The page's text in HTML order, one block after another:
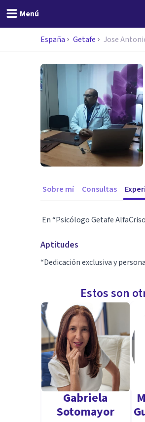
Menú
España Getafe Jose
Sobre mí Consultas
En “Psicólogo Getafe
Aptitudes
“Dedicación exclusiva y
Estos son
Gabriela
Sotomayor